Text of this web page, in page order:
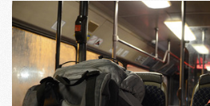
PEDRO
POR
SU
CASA